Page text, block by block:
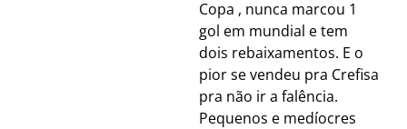
Copa , nunca marcou 1
gol em mundial e tem
dois rebaixamentos. E o
pior se vendeu pra Crefisa
pra não ir a falência.
Pequenos e medíocres